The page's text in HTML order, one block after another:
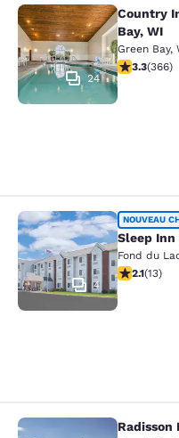
Country Inn &
24
Country
Bay, WI
Green Bay,
3.283.3(366)
Sleep Inn &
4
NOUVEAU
Sleep Inn
Fond du
2.082.1(13)
Radisson Radisson